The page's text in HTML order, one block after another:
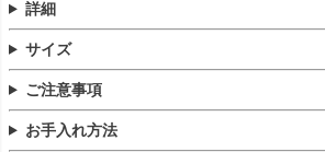
詳細
サイズ
ご注意事項
お手入れ方法